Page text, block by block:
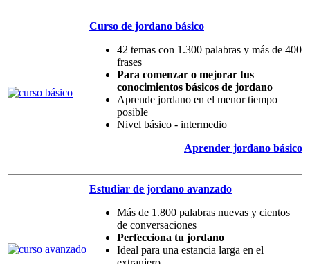
Curso de jordano básico
42 temas con 1.300 palabras y más de 400
frases
Para comenzar o mejorar tus
conocimientos básicos de jordano
Aprende jordano en el menor tiempo
posible
Nivel básico - intermedio
Aprender jordano básico
Estudiar de jordano avanzado
Más de 1.800 palabras nuevas y cientos
de conversaciones
Perfecciona tu jordano
Ideal para una estancia larga en el